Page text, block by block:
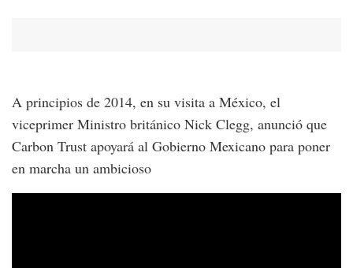
A principios de 2014, en su visita a México, el
viceprimer Ministro británico Nick Clegg, anunció que
Carbon Trust apoyará al Gobierno Mexicano para poner
en marcha un ambicioso